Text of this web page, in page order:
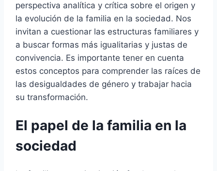
perspectiva analítica y crítica sobre el origen y
la evolución de la familia en la sociedad. Nos
invitan a cuestionar las estructuras familiares y
a buscar formas más igualitarias y justas de
convivencia. Es importante tener en cuenta
estos conceptos para comprender las raíces de
las desigualdades de género y trabajar hacia
su transformación.
El papel de la familia en la
sociedad